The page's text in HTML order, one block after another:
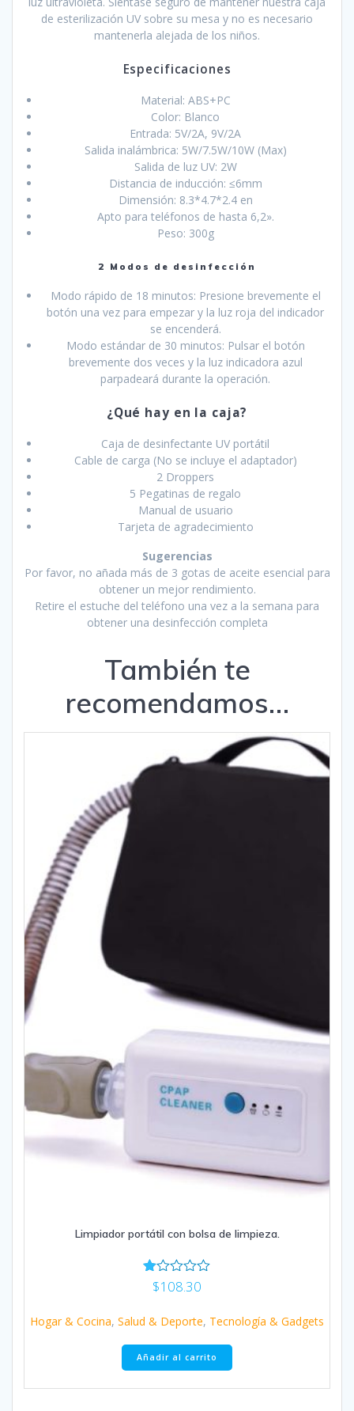
de esterilización UV sobre su mesa y no es necesario
mantenerla alejada de los niños.
Especificaciones
Material: ABS+PC
Color: Blanco
Entrada: 5V/2A, 9V/2A
Salida inalámbrica: 5W/7.5W/10W (Max)
Salida de luz UV: 2W
Distancia de inducción: ≤6mm
Dimensión: 8.3*4.7*2.4 en
Apto para teléfonos de hasta 6,2».
Peso: 300g
2 Modos de desinfección
Modo rápido de 18 minutos: Presione brevemente el
botón una vez para empezar y la luz roja del indicador
se encenderá.
Modo estándar de 30 minutos: Pulsar el botón
brevemente dos veces y la luz indicadora azul
parpadeará durante la operación.
¿Qué hay en la caja?
Caja de desinfectante UV portátil
Cable de carga (No se incluye el adaptador)
2 Droppers
5 Pegatinas de regalo
Manual de usuario
Tarjeta de agradecimiento
Sugerencias
Por favor, no añada más de 3 gotas de aceite esencial para
obtener un mejor rendimiento.
Retire el estuche del teléfono una vez a la semana para
obtener una desinfección completa
También te
recomendamos…
Limpiador portátil con bolsa de limpieza.
Va
lor
o
n
1.
00
$108.30
Hogar & Cocina, Salud & Deporte, Tecnología & Gadgets
Añadir al carrito